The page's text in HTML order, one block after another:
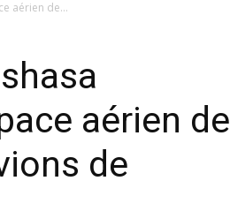
aérien de...
aérien de
de